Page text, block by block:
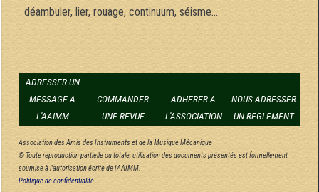
déambuler, lier, rouage, continuum, séisme…
ADRESSER UN
MESSAGE A
L'AAIMM
COMMANDER
UNE REVUE
ADHERER A
L'ASSOCIATION
NOUS ADRESSER
UN REGLEMENT
Association des Amis des Instruments et de la Musique Mécanique
© Toute reproduction partielle ou totale, utilisation des documents présentés est formellement
soumise à l'autorisation écrite de l'AAIMM.
Politique de confidentialité